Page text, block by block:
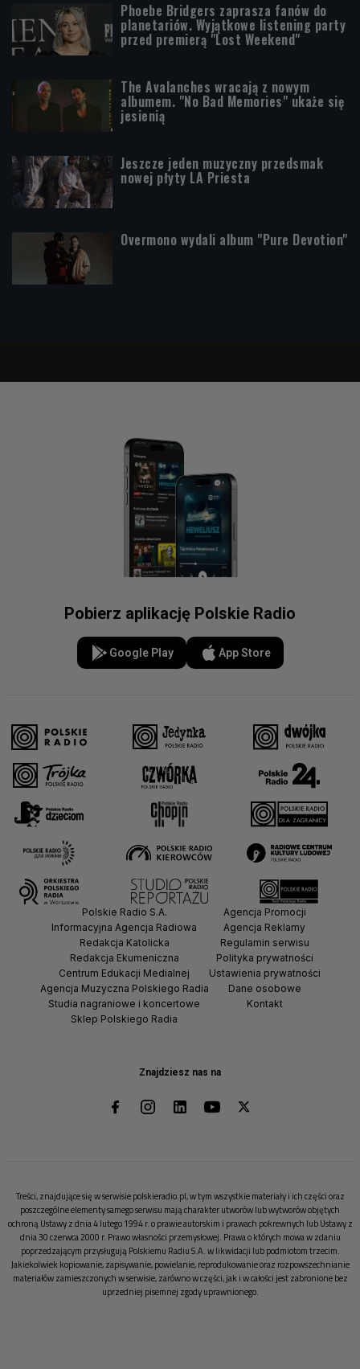
Phoebe Bridgers zaprasza fanów do
planetariów. Wyjątkowe listening party
przed premierą "Lost Weekend"
The Avalanches wracają z nowym
albumem. "No Bad Memories" ukaże się
jesienią
Jeszcze jeden muzyczny przedsmak
nowej płyty LA Priesta
Overmono wydali album "Pure Devotion"
Pobierz aplikację Polskie Radio
Google Play App Store
Znajdziesz nas na
Polskie Radio S.A.
Informacyjna Agencja Radiowa
Redakcja Katolicka
Redakcja Ekumeniczna
Centrum Edukacji Medialnej
Agencja Muzyczna Polskiego Radia
Studia nagraniowe i koncertowe
Sklep Polskiego Radia
Agencja Promocji
Agencja Reklamy
Regulamin serwisu
Polityka prywatności
Ustawienia prywatności
Dane osobowe
Kontakt
Treści, znajdujące się w serwisie polskieradio.pl, w tym wszystkie materiały i ich części oraz
poszczególne elementy samego serwisu mają charakter utworów lub wytworów objętych
ochroną Ustawy z dnia 4 lutego 1994 r. o prawie autorskim i prawach pokrewnych lub Ustawy z
dnia 30 czerwca 2000 r. Prawo własności przemysłowej. Prawa o których mowa w zdaniu
poprzedzającym przysługują Polskiemu Radiu S.A. w likwidacji lub podmiotom trzecim.
Jakiekolwiek kopiowanie, zapisywanie, powielanie, reprodukowanie oraz rozpowszechnianie
materiałów zamieszczonych w serwisie, zarówno w części, jak i w całości jest zabronione bez
uprzedniej pisemnej zgody uprawnionego.